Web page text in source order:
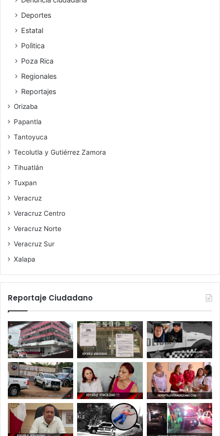
Deportes
Estatal
Polìtica
Poza Rica
Regionales
Reportajes
Orizaba
Papantla
Tantoyuca
Tecolutla y Gutiérrez Zamora
Tihuatlán
Tuxpan
Veracruz
Veracruz Centro
Veracruz Norte
Veracruz Sur
Xalapa
Reportaje Ciudadano